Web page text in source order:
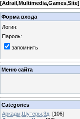
[Adrail,Multimedia,Games,Site]
Форма входа
Логин:
Пароль:
запомнить
Меню сайта
Categories
Аркады,Шутеры,3д, [106]